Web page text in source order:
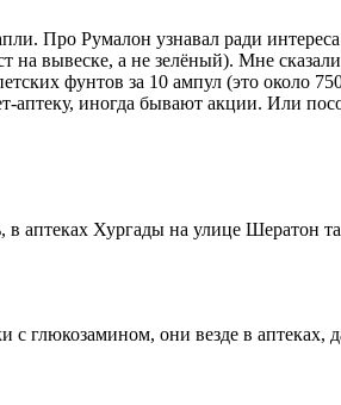
Про Румалон узнавал ради
вывеске, а не зелёный). Мне
фунтов за 10 ампул (это около
аптеку, иногда бывают акции. Или
Хургады на улице Шератон
глюкозамином, они везде в